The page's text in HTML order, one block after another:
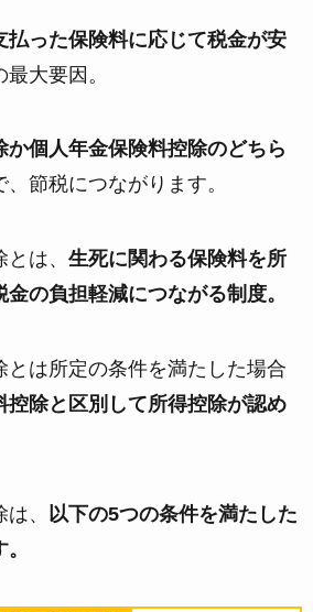
払った保険料に応じて税金が安
大要因。
か個人年金保険料控除のどちら
、節税につながります。
は、 生死に関わる保険料を所
の負担軽減につながる制度。
とは所定の条件を満たした場合
控除と区別して所得控除が認め
、
以下の5つの条件を満たした